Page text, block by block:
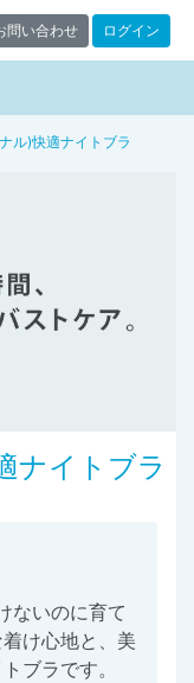
問い合わせ ログイン
ル)快適ナイトブラ
ナイトブラ
ないのに育て
け心地と、美
ブラです。